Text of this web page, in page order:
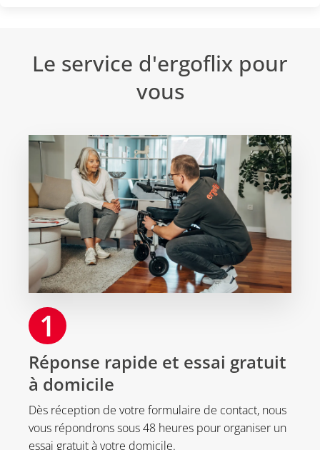
Le service d'ergoflix pour
vous
1
Réponse rapide et essai gratuit
à domicile
Dès réception de votre formulaire de contact, nous
vous répondrons sous 48 heures pour organiser un
essai gratuit à votre domicile.